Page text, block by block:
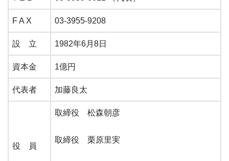
F A X 03-3955-9208
設 立 1982年6月8日
資本金 1億円
代表者 加藤良太
役 員
取締役 松森朝彦
取締役 栗原里実